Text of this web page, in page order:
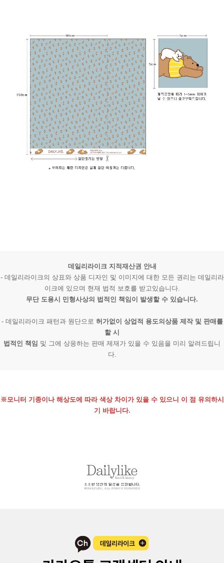
데일리라이크 지적재산권 안내
- 데일리라이크의 상표와 상품 디자인 및 이미지에 대한 모든 권리는 데일리라
이크에 있으며 현재 법적 보호를 받고있습니다.
무단 도용시 민형사상의 법적인 책임이 발생할 수 있습니다.
- 데일리라이크 패턴과 원단으로 허가없이 상업적 용도의상품 제작 및 판매를
할 시
법적인 책임 및 그에 상응하는 판매 제재가 있을 수 있음을 미리 알려드립니
다.
※모니터 기종이나 해상도에 따라 색상 차이가 있을 수 있으니 이 점 유의하시
기 바랍니다.